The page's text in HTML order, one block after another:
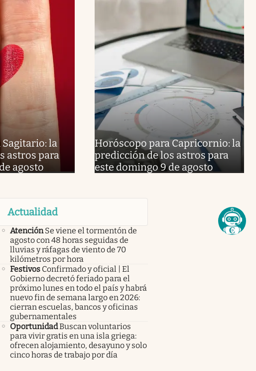
la
astros para
agosto
Horóscopo para Capricornio: la
predicción de los astros para
este domingo 9 de agosto
Actualidad
Atención Se viene el tormentón de
agosto con 48 horas seguidas de
lluvias y ráfagas de viento de 70
kilómetros por hora
Festivos Confirmado y oficial | El
Gobierno decretó feriado para el
próximo lunes en todo el país y habrá
nuevo fin de semana largo en 2026:
cierran escuelas, bancos y oficinas
gubernamentales
OportunidadBuscan voluntarios
para vivir gratis en una isla griega:
ofrecen alojamiento, desayuno y solo
cinco horas de trabajo por día